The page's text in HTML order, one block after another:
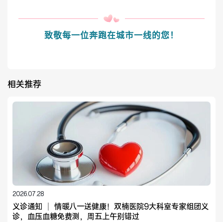
致敬每一位奔跑在城市一线的您！
相关推荐
2026.07.28
义诊通知 ｜ 情暖八一送健康！双楠医院9大科室专家组团义
诊，血压血糖免费测，周五上午别错过